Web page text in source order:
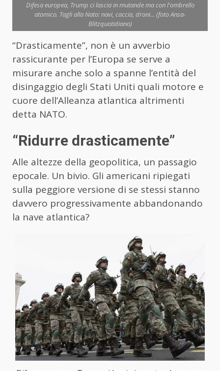
Difesa europea, Trump ci lascia in mutande ma con l'ombrello
atomico. Tagli alla Nato: navi, caccia, droni... (foto Ansa-
Blitzquotidiano)
“Drasticamente”, non è un avverbio
rassicurante per l’Europa se serve a
misurare anche solo a spanne l’entità del
disingaggio degli Stati Uniti quali motore e
cuore dell’Alleanza atlantica altrimenti
detta NATO.
“Ridurre drasticamente”
Alle altezze della geopolitica, un passagio
epocale. Un bivio. Gli americani ripiegati
sulla peggiore versione di se stessi stanno
davvero progressivamente abbandonando
la nave atlantica?